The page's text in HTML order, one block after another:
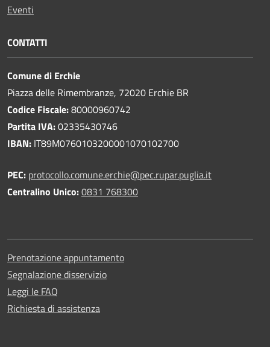
Eventi
CONTATTI
Comune di Erchie
Piazza delle Rimembranze, 72020 Erchie BR
Codice Fiscale:80000960742
Partita IVA:02335430746
IBAN: IT89M0760103200001070102700
PEC: protocollo.comune.erchie@pec.rupar.puglia.it
Centralino Unico:0831 768300
Prenotazione appuntamento
Segnalazione disservizio
Leggi le FAQ
Richiesta di assistenza